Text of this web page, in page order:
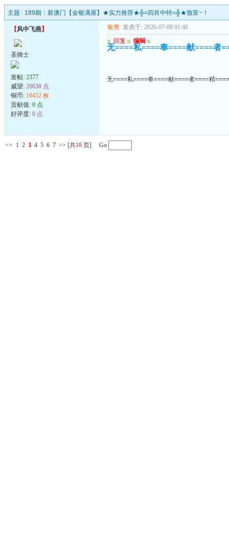
主题 : 189期：新澳门【金银满屋】★实力推荐★╬=四肖中特=╬★致富~！
【风中飞燕】
圣骑士
发帖: 2377
威望: 20638 点
铜币: 10452 枚
贡献值: 0 点
好评度: 0 点
板凳 发表于: 2026-07-08 01:46
u 回复 u 编辑 u
无====私====奉====献====者
无====私====奉====献====者====精
<< 1 2 3 4 5 6 7 >> [共18 页] Go